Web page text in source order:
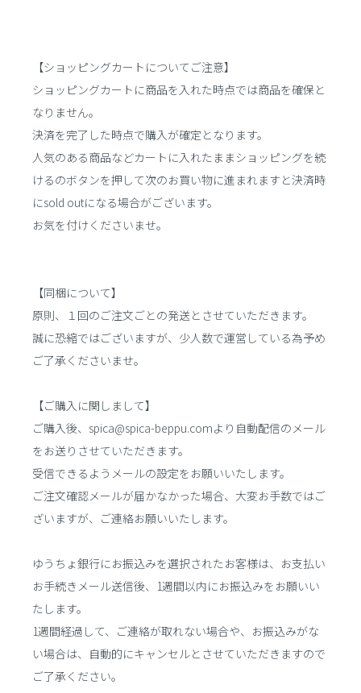
【ショッピングカートについてご注意】
ショッピングカートに商品を入れた時点では商品を確保と
なりません。
決済を完了した時点で購入が確定となります。
人気のある商品などカートに入れたままショッピングを続
けるのボタンを押して次のお買い物に進まれますと決済時
にsold outになる場合がございます。
お気を付けくださいませ。
【同梱について】
原則、１回のご注文ごとの発送とさせていただきます。
誠に恐縮ではございますが、少人数で運営している為予め
ご了承くださいませ。
【ご購入に関しまして】
ご購入後、spica@spica-beppu.comより自動配信のメール
をお送りさせていただきます。
受信できるようメールの設定をお願いいたします。
ご注文確認メールが届かなかった場合、大変お手数ではご
ざいますが、ご連絡お願いいたします。
ゆうちょ銀行にお振込みを選択されたお客様は、お支払い
お手続きメール送信後、1週間以内にお振込みをお願いい
たします。
1週間経過して、ご連絡が取れない場合や、お振込みがな
い場合は、自動的にキャンセルとさせていただきますので
ご了承ください。